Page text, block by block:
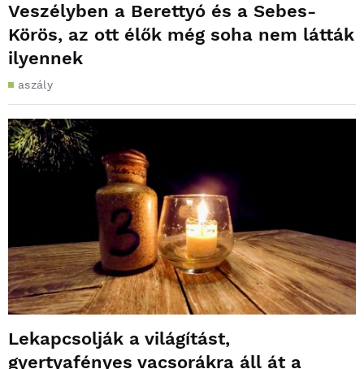
Veszélyben a Berettyó és a Sebes-
Körös, az ott élők még soha nem látták
ilyennek
aszály
Lekapcsolják a világítást,
gyertyafényes vacsorákra áll át a